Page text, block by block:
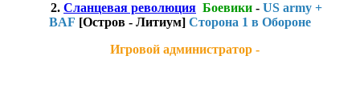
2. Сланцевая революция Боевики - US army +
BAF [Остров - Литиум] Сторона 1 в Обороне
Игровой администратор -